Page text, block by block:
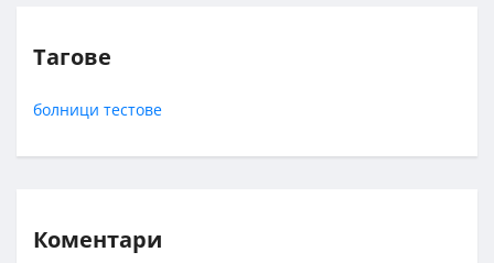
Тагове
болници тестове
Коментари